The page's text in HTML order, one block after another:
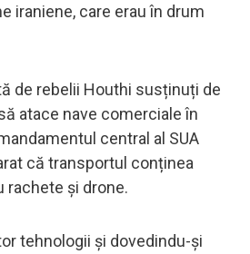
iraniene, care erau în drum
de rebelii Houthi susținuți de
atace nave comerciale în
central al SUA
că transportul conținea
rachete și drone.
tehnologii și dovedindu-și